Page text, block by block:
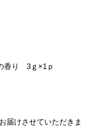
香り 3ｇ×1ｐ
届けさせていただきま